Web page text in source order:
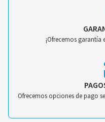
¡Ofrecemos
Ofrecemos opciones de pago